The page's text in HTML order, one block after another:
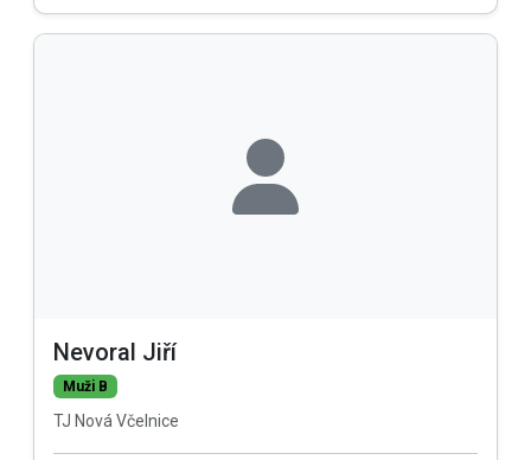
Nevoral Jiří
Muži B
TJ Nová Včelnice